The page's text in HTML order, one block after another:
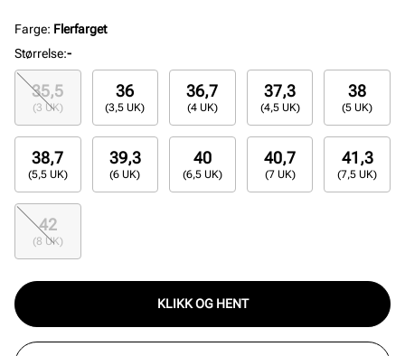
Farge: Flerfarget
Størrelse:-
35,5
(3 UK)
36
(3,5 UK)
36,7
(4 UK)
37,3
(4,5 UK)
38
(5 UK)
38,7
(5,5 UK)
39,3
(6 UK)
40
(6,5 UK)
40,7
(7 UK)
41,3
(7,5 UK)
42
(8 UK)
KLIKK OG HENT